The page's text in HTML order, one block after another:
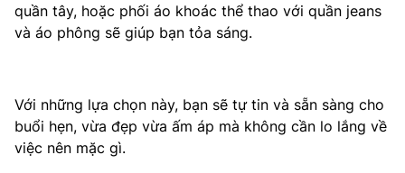
quần tây, hoặc phối áo khoác thể thao với quần jeans
và áo phông sẽ giúp bạn tỏa sáng.
Với những lựa chọn này, bạn sẽ tự tin và sẵn sàng cho
buổi hẹn, vừa đẹp vừa ấm áp mà không cần lo lắng về
việc nên mặc gì.